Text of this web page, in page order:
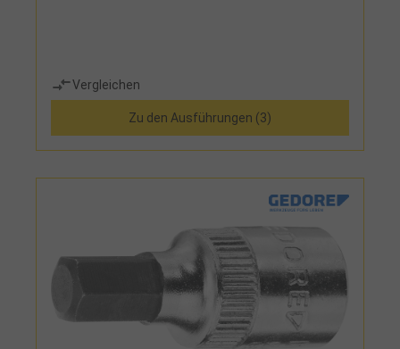
Vergleichen
Zu den Ausführungen (3)